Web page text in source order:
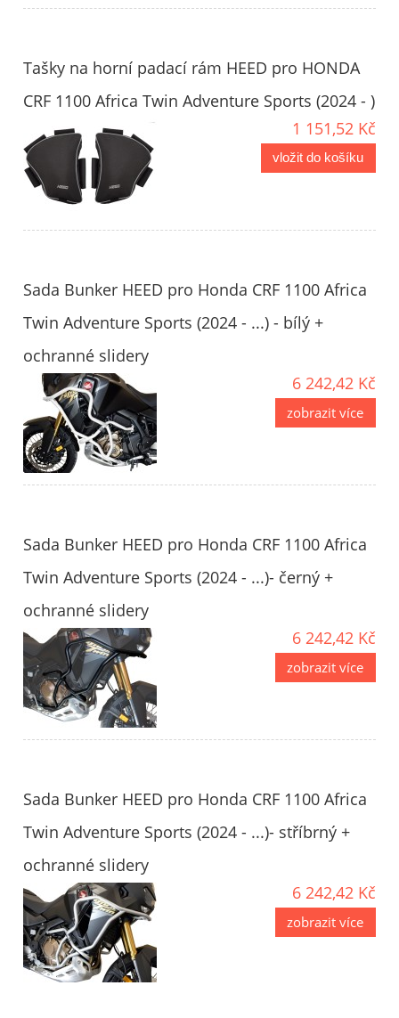
Tašky na horní padací rám HEED pro HONDA
CRF 1100 Africa Twin Adventure Sports (2024 - )
1 151,52 Kč
vložit do košíku
Sada Bunker HEED pro Honda CRF 1100 Africa
Twin Adventure Sports (2024 - ...) - bílý +
ochranné slidery
6 242,42 Kč
zobrazit více
Sada Bunker HEED pro Honda CRF 1100 Africa
Twin Adventure Sports (2024 - ...)- černý +
ochranné slidery
6 242,42 Kč
zobrazit více
Sada Bunker HEED pro Honda CRF 1100 Africa
Twin Adventure Sports (2024 - ...)- stříbrný +
ochranné slidery
6 242,42 Kč
zobrazit více